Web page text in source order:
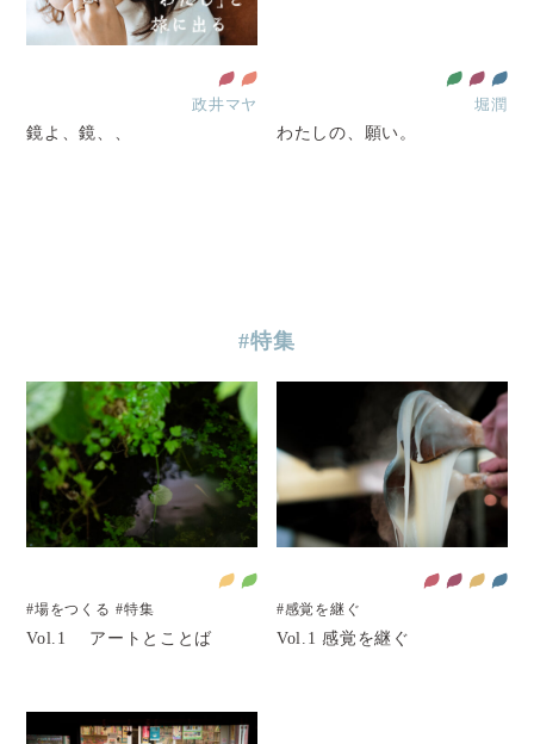
政井マヤ
鏡よ、鏡、、
堀潤
わたしの、願い。
#特集
#場をつくる #特集
Vol.1 アートとことば
#感覚を継ぐ
Vol.1 感覚を継ぐ